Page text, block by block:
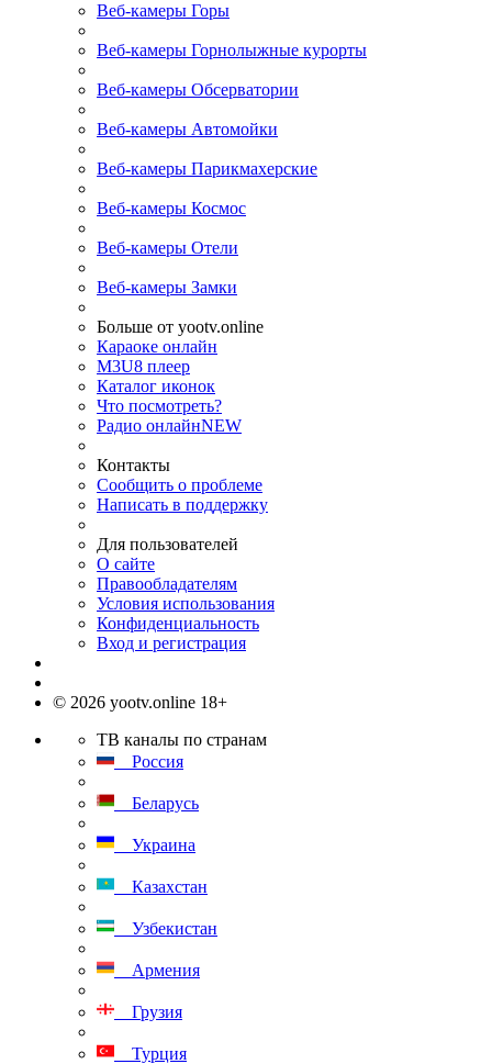
Веб-камеры Горы
Веб-камеры Горнолыжные курорты
Веб-камеры Обсерватории
Веб-камеры Автомойки
Веб-камеры Парикмахерские
Веб-камеры Космос
Веб-камеры Отели
Веб-камеры Замки
Больше от yootv.online
Караоке онлайн
M3U8 плеер
Каталог иконок
Что посмотреть?
Радио онлайнNEW
Контакты
Сообщить о проблеме
Написать в поддержку
Для пользователей
О сайте
Правообладателям
Условия использования
Конфиденциальность
Вход и регистрация
© 2026 yootv.online 18+
ТВ каналы по странам
Россия
Беларусь
Украина
Казахстан
Узбекистан
Армения
Грузия
Турция